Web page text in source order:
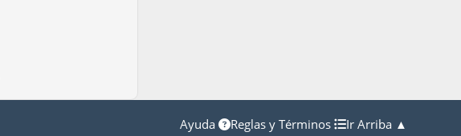
Ayuda Reglas y Términos Ir Arriba ▲